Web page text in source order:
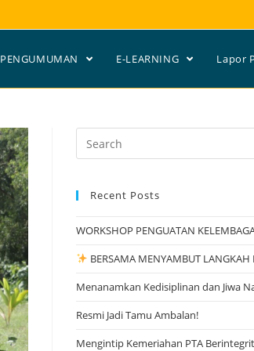
PENGUMUMAN E-LEARNING Lapor
Search
for:
Recent Posts
WORKSHOP PENGUATAN
BERSAMA MENYAMBUT LANGKAH
Menanamkan Kedisiplinan dan Jiwa
Resmi Jadi Tamu Ambalan!
Mengintip Kemeriahan PTA